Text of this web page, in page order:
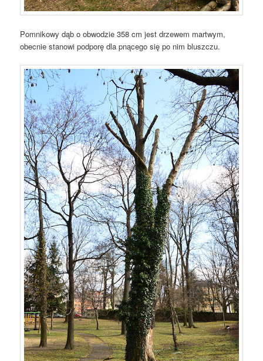
Pomnikowy dąb o obwodzie 358 cm jest drzewem martwym,
obecnie stanowi podporę dla pnącego się po nim bluszczu.